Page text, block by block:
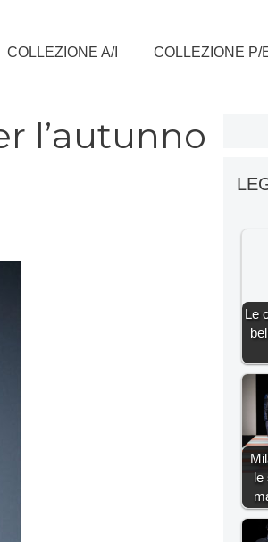
COLLEZIONE A/I COLLEZIONE P/
l’autunno
Le
le